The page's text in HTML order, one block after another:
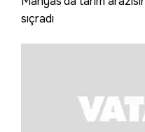
sıçradı